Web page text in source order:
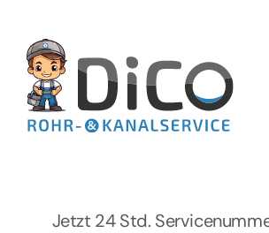
springen
Home
Jetzt 24 Std.